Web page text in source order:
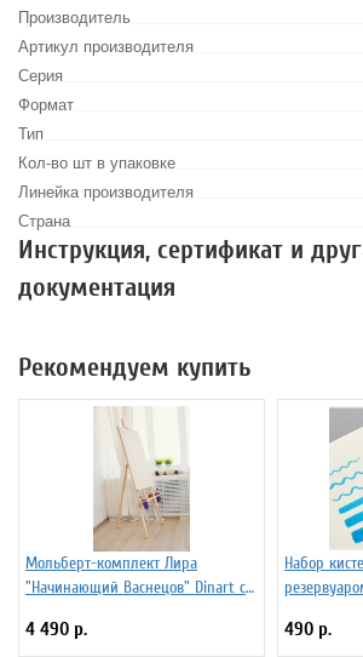
Производитель
Артикул производителя
Серия
Формат
Тип
Кол-во шт в упаковке
Линейка производителя
Страна
Инструкция, сертификат и
документация
Рекомендуем купить
Мольберт-комплект Лира
"Начинающий Васнецов" Dinart с
стаканчиками
4 490 р.
Набор
490 р.